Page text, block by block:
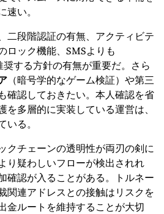
い。
二段階認証の有無、アクティビテ
ロック機能、SMSよりも
する方針の有無が重要だ。さら
（暗号学的なゲーム検証）や第三
確認しておきたい。本人確認を省
を多層的に実装している運営は、
る。
クチェーンの透明性が両刃の剣に
り疑わしいフローが検出されれ
確認が入ることがある。トルネー
関連アドレスとの接触はリスクを
金ルートを維持することが大切